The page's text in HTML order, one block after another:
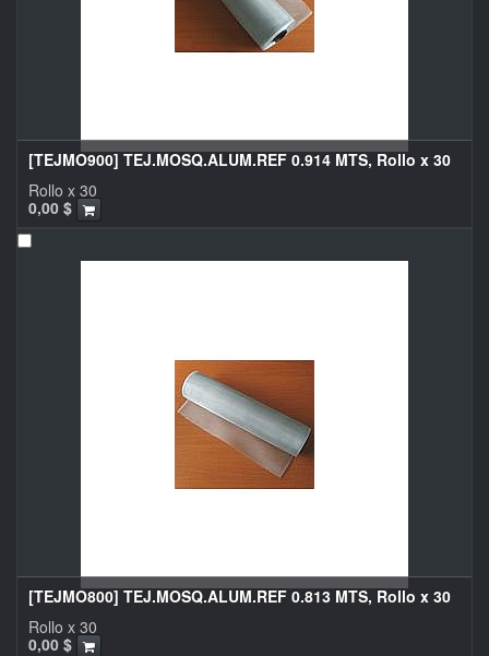
[TEJMO900] TEJ.MOSQ.ALUM.REF 0.914 MTS, Rollo x 30
0,00 $
Rollo x 30
[TEJMO800] TEJ.MOSQ.ALUM.REF 0.813 MTS, Rollo x 30
0,00 $
Rollo x 30